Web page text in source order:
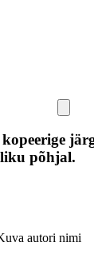
põhjal.
autori nimi